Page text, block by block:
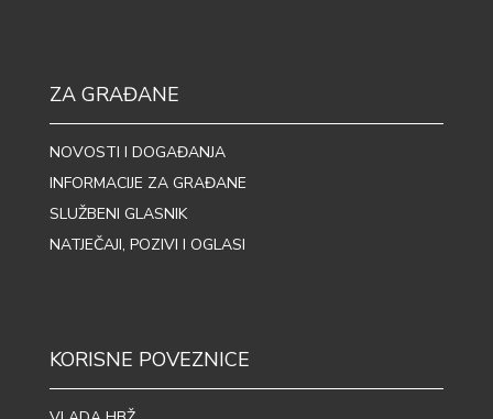
ZA GRAĐANE
NOVOSTI I DOGAĐANJA
INFORMACIJE ZA GRAĐANE
SLUŽBENI GLASNIK
NATJEČAJI, POZIVI I OGLASI
KORISNE POVEZNICE